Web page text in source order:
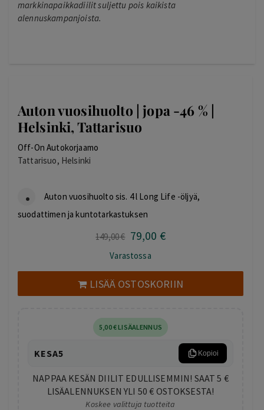
markkinapaikkadiilit suljettu pois kaikista
alennuskampanjoista.
Auton vuosihuolto | jopa -46 % |
Helsinki, Tattarisuo
Off-On Autokorjaamo
Tattarisuo, Helsinki
Auton vuosihuolto sis. 4 l Long Life -öljyä,
suodattimen ja kuntotarkastuksen
149,00€ Alkuperäinen
oli:
149,00 €.
79,00 €Nykyinen
79,00 €.
Varastossa
LISÄÄ OSTOSKORIIN
5,00€LISÄALENNUS
KESA5 Kopioi
NAPPAA KESÄN DIILIT EDULLISEMMIN! SAAT 5 €
LISÄALENNUKSEN YLI 50 € OSTOKSESTA!
Koskee valittuja tuotteita